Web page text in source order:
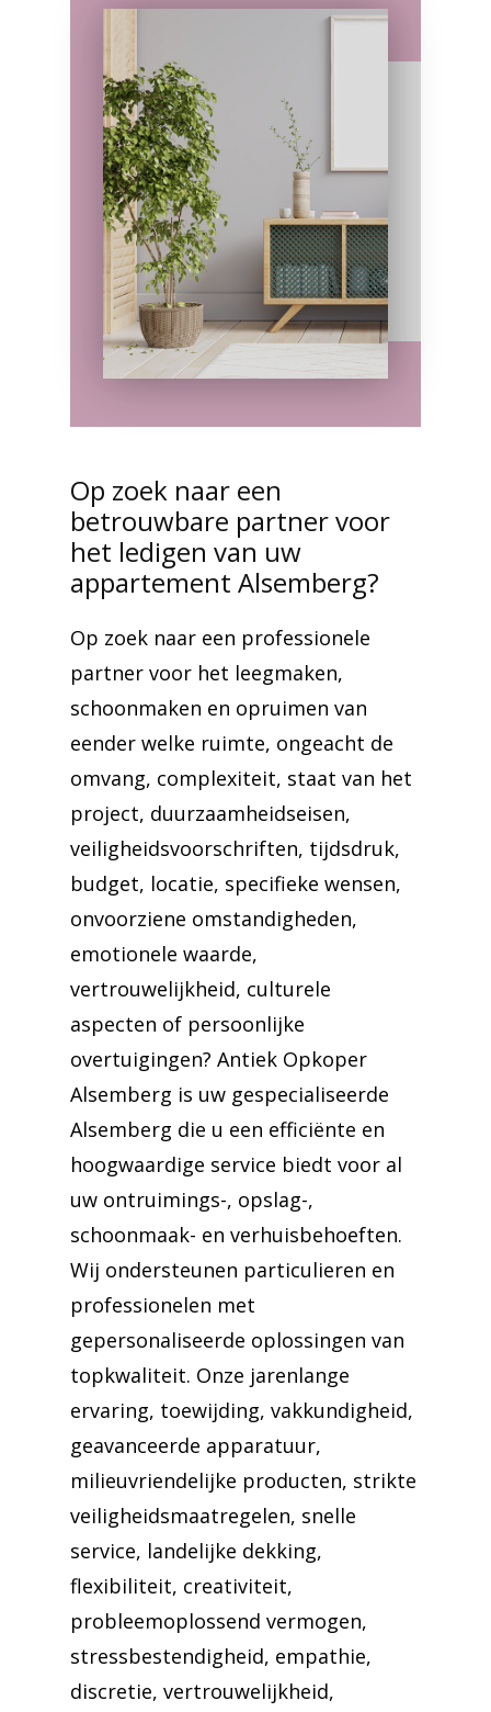
Op zoek naar een
betrouwbare partner voor
het ledigen van uw
appartement Alsemberg?
Op zoek naar een professionele
partner voor het leegmaken,
schoonmaken en opruimen van
eender welke ruimte, ongeacht de
omvang, complexiteit, staat van het
project, duurzaamheidseisen,
veiligheidsvoorschriften, tijdsdruk,
budget, locatie, specifieke wensen,
onvoorziene omstandigheden,
emotionele waarde,
vertrouwelijkheid, culturele
aspecten of persoonlijke
overtuigingen? Antiek Opkoper
Alsemberg is uw gespecialiseerde
Alsemberg die u een efficiënte en
hoogwaardige service biedt voor al
uw ontruimings-, opslag-,
schoonmaak- en verhuisbehoeften.
Wij ondersteunen particulieren en
professionelen met
gepersonaliseerde oplossingen van
topkwaliteit. Onze jarenlange
ervaring, toewijding, vakkundigheid,
geavanceerde apparatuur,
milieuvriendelijke producten, strikte
veiligheidsmaatregelen, snelle
service, landelijke dekking,
flexibiliteit, creativiteit,
probleemoplossend vermogen,
stressbestendigheid, empathie,
discretie, vertrouwelijkheid,